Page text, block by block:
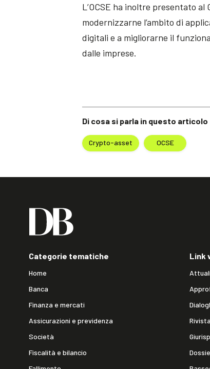
Di cosa si parla in questo articolo
Crypto-asset OCSE
L’OCSE ha inoltre presentato
modernizzarne l’ambito di
digitali e a migliorarne il
dalle imprese.
Categorie tematiche
Home
Banca
Finanza e mercati
Assicurazioni e previdenza
Società
Fiscalità e bilancio
Link
Rivista